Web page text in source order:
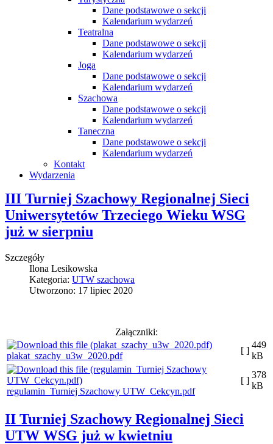
Dane podstawowe o sekcji
Kalendarium wydarzeń
Teatralna
Dane podstawowe o sekcji
Kalendarium wydarzeń
Joga
Dane podstawowe o sekcji
Kalendarium wydarzeń
Szachowa
Dane podstawowe o sekcji
Kalendarium wydarzeń
Taneczna
Dane podstawowe o sekcji
Kalendarium wydarzeń
Kontakt
Wydarzenia
III Turniej Szachowy Regionalnej Sieci
Uniwersytetów Trzeciego Wieku WSG
już w sierpniu
Szczegóły
Ilona Lesikowska
Kategoria: UTW szachowa
Utworzono: 17 lipiec 2020
Załączniki:
plakat_szachy_u3w_2020.pdf
[ ]
449
kB
regulamin_Turniej Szachowy UTW_Cekcyn.pdf
[ ]
378
kB
II Turniej Szachowy Regionalnej Sieci
UTW WSG już w kwietniu